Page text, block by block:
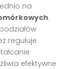
na
.
reguluje
efektywne